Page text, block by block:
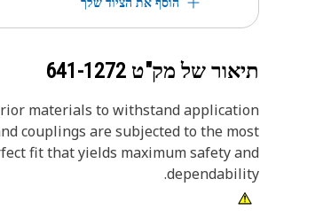
תיאור של מק"ט 641-1272
materials to withstand application
couplings are subjected to the most
fit that yields maximum safety and
dependability.